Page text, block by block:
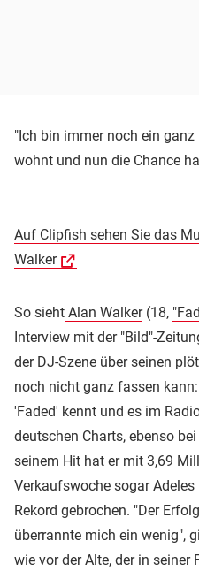
"Ich bin immer noch ein
wohnt und nun die Chance
Auf Clipfish sehen Sie das
Walker
So sieht Alan Walker(18,
Interview mit der "Bild"-
der DJ-Szene über seinen
noch nicht ganz fassen
'Faded' kennt und es im
deutschen Charts, ebenso
seinem Hit hat er mit 3,69
Verkaufswoche sogar Adeles
Rekord gebrochen. "Der
überrannte mich ein wenig",
wie vor der Alte, der in seiner